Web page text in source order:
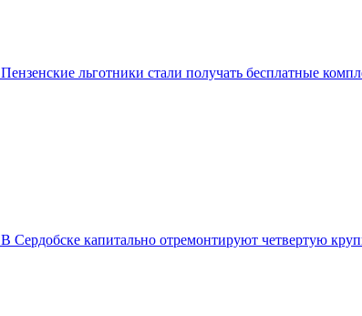
Пензенские льготники стали получать бесплатные
В Сердобске капитально отремонтируют четвертую